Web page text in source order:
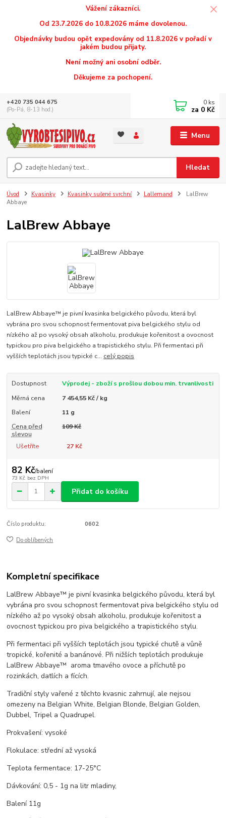
Vážení zákazníci.
Od 23.7.2026 do 10.8.2026 máme dovolenou.
Objednávky budou opět expedovány od 11.8.2026 v pořadí v
jakém budou přijaty.
Není možný ani osobní odběr.
Děkujeme za pochopení.
Menu
Hledat
+420 735 044 675
(Po-Pá, 8-13 hod.)
0 ks
za 0 Kč
Úvod Kvasinky Kvasinky sušené svrchní Lallemand
LalBrew
Abbaye
LalBrew Abbaye
LalBrew Abbaye™ je pivní kvasinka belgického původu, která byl
vybrána pro svou schopnost fermentovat piva belgického stylu od
nízkého až po vysoký obsah alkoholu, produkuje kořenitost a ovocnost
typickou pro piva belgického a trapistického stylu. Při fermentaci při
vyšších teplotách jsou typické c... celý popis
Dostupnost
Výprodej - zboží s prošlou dobou min. trvanlivosti
Měrná cena
7 454,55 Kč / kg
Balení
11 g
Cena před
slevou
109 Kč
Ušetříte 27 Kč
82 Kč/balení
73 Kč bez DPH
Přidat do košíku
Číslo produktu: 0602
Do oblíbených
Kompletní specifikace
LalBrew Abbaye™ je pivní kvasinka belgického původu, která byl
vybrána pro svou schopnost fermentovat piva belgického stylu od
nízkého až po vysoký obsah alkoholu, produkuje kořenitost a
ovocnost typickou pro piva belgického a trapistického stylu.
Při fermentaci při vyšších teplotách jsou typické chutě a vůně
tropické, kořenité a banánové. Při nižších teplotách produkuje
LalBrew Abbaye™ aroma tmavého ovoce a příchutě po
rozinkách, datlích a fících.
Tradiční styly vařené z těchto kvasnic zahrnují, ale nejsou
omezeny na Belgian White, Belgian Blonde, Belgian Golden,
Dubbel, Tripel a Quadrupel.
Prokvašení: vysoké
Flokulace: střední až vysoká
Teplota fermentace: 17-25°C
Dávkování: 0,5 - 1g na litr mladiny,
Balení 11g